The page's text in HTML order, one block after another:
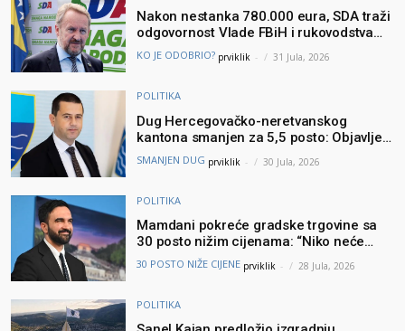
Nakon nestanka 780.000 eura, SDA traži
odgovornost Vlade FBiH i rukovodstva
Igmana
KO JE ODOBRIO? prviklik - 31 Jula, 2026
POLITIKA
Dug Hercegovačko-neretvanskog
kantona smanjen za 5,5 posto: Objavljeni
najnoviji podaci Ministarstva finansija
SMANJEN DUG prviklik - 30 Jula, 2026
POLITIKA
Mamdani pokreće gradske trgovine sa
30 posto nižim cijenama: “Niko neće
brinuti može li prehraniti svoju porodicu”
30 POSTO NIŽE CIJENE prviklik - 28 Jula, 2026
POLITIKA